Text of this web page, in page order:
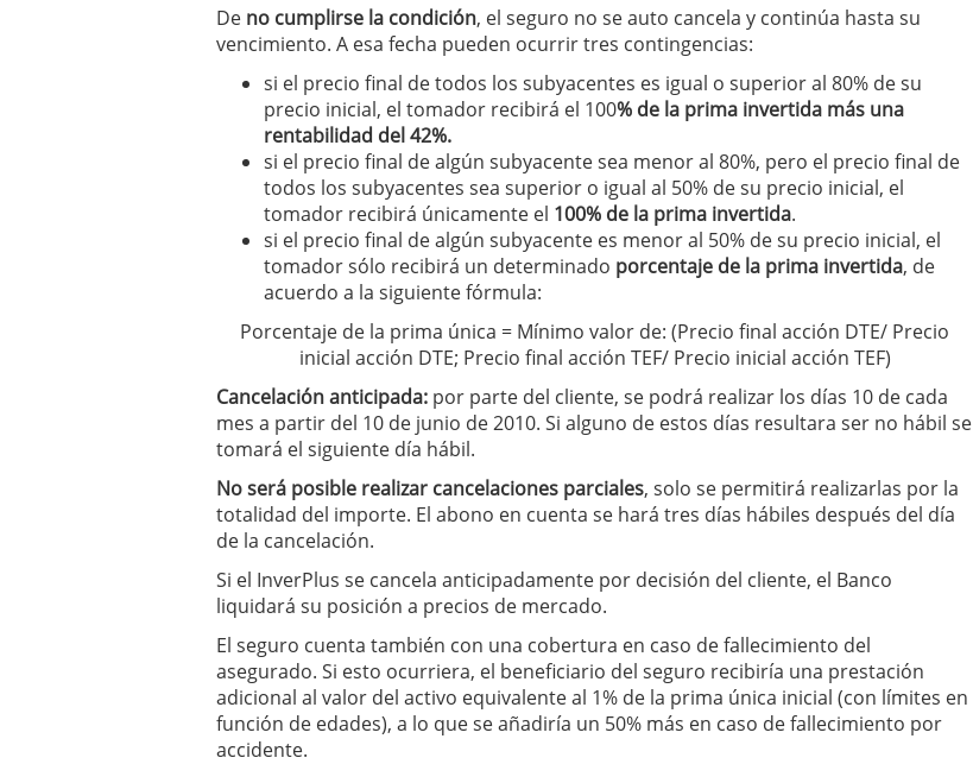
De no cumplirse la condición, el seguro no se auto cancela y continúa hasta su
vencimiento. A esa fecha pueden ocurrir tres contingencias:
si el precio final de todos los subyacentes es igual o superior al 80% de su
precio inicial, el tomador recibirá el 100% de la prima invertida más una
rentabilidad del 42%.
si el precio final de algún subyacente sea menor al 80%, pero el precio final de
todos los subyacentes sea superior o igual al 50% de su precio inicial, el
tomador recibirá únicamente el 100% de la prima invertida.
si el precio final de algún subyacente es menor al 50% de su precio inicial, el
tomador sólo recibirá un determinado porcentaje de la prima invertida, de
acuerdo a la siguiente fórmula:
Porcentaje de la prima única = Mínimo valor de: (Precio final acción DTE/ Precio
inicial acción DTE; Precio final acción TEF/ Precio inicial acción TEF)
Cancelación anticipada: por parte del cliente, se podrá realizar los días 10 de cada
mes a partir del 10 de junio de 2010. Si alguno de estos días resultara ser no hábil se
tomará el siguiente día hábil.
No será posible realizar cancelaciones parciales, solo se permitirá realizarlas por la
totalidad del importe. El abono en cuenta se hará tres días hábiles después del día
de la cancelación.
Si el InverPlus se cancela anticipadamente por decisión del cliente, el Banco
liquidará su posición a precios de mercado.
El seguro cuenta también con una cobertura en caso de fallecimiento del
asegurado. Si esto ocurriera, el beneficiario del seguro recibiría una prestación
adicional al valor del activo equivalente al 1% de la prima única inicial (con límites en
función de edades), a lo que se añadiría un 50% más en caso de fallecimiento por
accidente.